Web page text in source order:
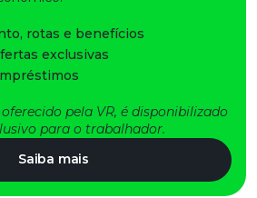
rotas e benefícios​
exclusivas
pela VR, é disponibilizado
para o trabalhador.
Saiba mais